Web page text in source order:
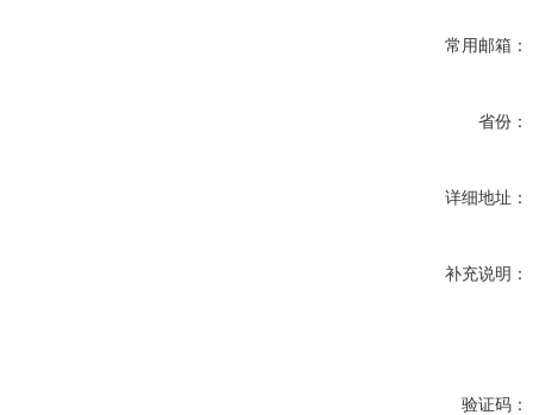
常用邮箱：
省份：
详细地址：
补充说明：
验证码：